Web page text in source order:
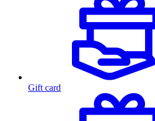
Gift card